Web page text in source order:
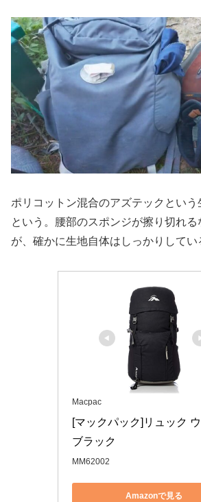
ポリコットン混合のアズテックとい
という。腰部のスポンジが擦り切れ
が、確かに生地自体はしっかりしてい
Macpac
[マックパック]リュック
ブラック
MM62002
Amazonで見る